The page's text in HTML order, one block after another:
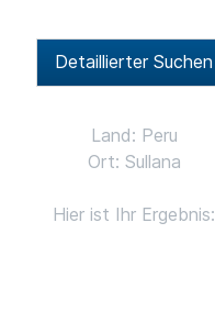
Detaillierter Suchen
Land: Peru
Ort: Sullana
Hier ist Ihr Ergebnis: